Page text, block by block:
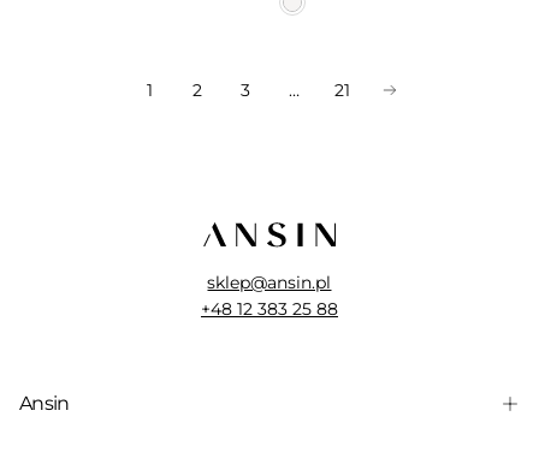
1 2 3 … 21
sklep@ansin.pl
+48 12 383 25 88
Ansin